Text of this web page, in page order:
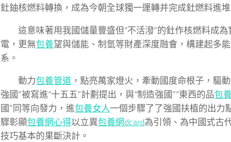
釷鈾核燃料轉換，成為今朝全球獨一運轉并完成釷燃料進
這意味著用我國儲量豐盛但“不活潑”的釷作核燃料成
電，更無包養望與儲能、制氫等財產深度融會，構建起多
系。
動力包養管道 ，點亮萬家燈火，牽動國度命根子，驅
強國”被寫進“十五五”計劃提出，與“制造強國”“東西的品包
國”同等向發力，進包養女人一個步驟了了強國扶植的出力
驟彰顯包養網心得以立異包養網dcard為引領、為中國式古
技巧基本的果斷決計。